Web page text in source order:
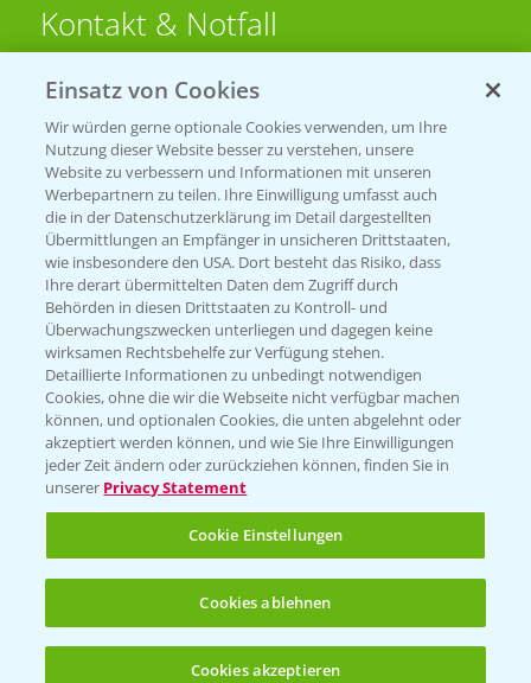
Kontakt & Notfall
Beratung auf WhatsApp
T.+49 (0)174 346 564 1
KONTAKT
Hilfe in Notfällen
T.+49 (0)214/30-20220
Folgen Sie uns
Einsatz von Cookies
Wir würden gerne optionale Cookies verwenden, um Ihre
Nutzung dieser Website besser zu verstehen, unsere
Website zu verbessern und Informationen mit unseren
Werbepartnern zu teilen. Ihre Einwilligung umfasst auch
die in der Datenschutzerklärung im Detail dargestellten
Übermittlungen an Empfänger in unsicheren Drittstaaten,
wie insbesondere den USA. Dort besteht das Risiko, dass
Ihre derart übermittelten Daten dem Zugriff durch
Behörden in diesen Drittstaaten zu Kontroll- und
Überwachungszwecken unterliegen und dagegen keine
wirksamen Rechtsbehelfe zur Verfügung stehen.
Detaillierte Informationen zu unbedingt notwendigen
Cookies, ohne die wir die Webseite nicht verfügbar machen
können, und optionalen Cookies, die unten abgelehnt oder
akzeptiert werden können, und wie Sie Ihre Einwilligungen
jeder Zeit ändern oder zurückziehen können, finden Sie in
unserer Privacy Statement
Cookie Einstellungen
Cookies ablehnen
Cookies akzeptieren